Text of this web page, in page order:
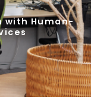
with Human-